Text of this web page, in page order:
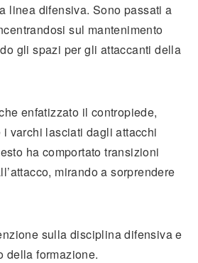
linea difensiva. Sono passati a
sul mantenimento
gli spazi per gli attaccanti della
enfatizzato il contropiede,
varchi lasciati dagli attacchi
ha comportato transizioni
mirando a sorprendere
sulla disciplina difensiva e
della formazione.